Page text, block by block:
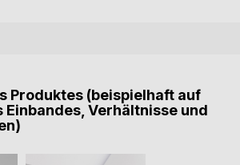
Produktes (beispielhaft auf
Einbandes, Verhältnisse und